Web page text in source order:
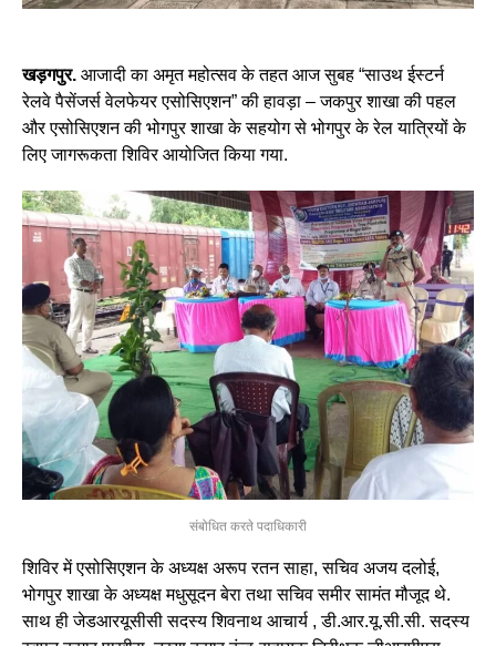
खड़गपुर. आजादी का अमृत महोत्सव के तहत आज सुबह “साउथ ईस्टर्न
रेलवे पैसेंजर्स वेलफेयर एसोसिएशन” की हावड़ा – जकपुर शाखा की पहल
और एसोसिएशन की भोगपुर शाखा के सहयोग से भोगपुर के रेल यात्रियों के
लिए जागरूकता शिविर आयोजित किया गया.
संबोधित करते पदाधिकारी
शिविर में एसोसिएशन के अध्यक्ष अरूप रतन साहा, सचिव अजय दलोई,
भोगपुर शाखा के अध्यक्ष मधुसूदन बेरा तथा सचिव समीर सामंत मौजूद थे.
साथ ही जेडआरयूसीसी सदस्य शिवनाथ आचार्य , डी.आर.यू.सी.सी. सदस्य